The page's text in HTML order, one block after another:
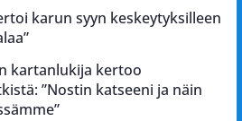
karun syyn keskeytyksilleen
kartanlukija kertoo
”Nostin katseeni ja näin